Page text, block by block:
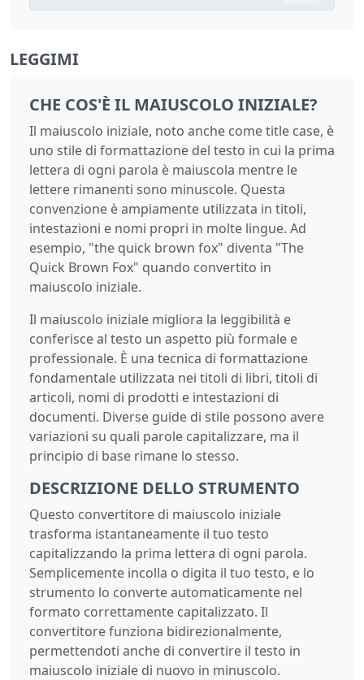
LEGGIMI
CHE COS'È IL MAIUSCOLO INIZIALE?
Il maiuscolo iniziale, noto anche come title case, è
uno stile di formattazione del testo in cui la prima
lettera di ogni parola è maiuscola mentre le
lettere rimanenti sono minuscole. Questa
convenzione è ampiamente utilizzata in titoli,
intestazioni e nomi propri in molte lingue. Ad
esempio, "the quick brown fox" diventa "The
Quick Brown Fox" quando convertito in
maiuscolo iniziale.
Il maiuscolo iniziale migliora la leggibilità e
conferisce al testo un aspetto più formale e
professionale. È una tecnica di formattazione
fondamentale utilizzata nei titoli di libri, titoli di
articoli, nomi di prodotti e intestazioni di
documenti. Diverse guide di stile possono avere
variazioni su quali parole capitalizzare, ma il
principio di base rimane lo stesso.
DESCRIZIONE DELLO STRUMENTO
Questo convertitore di maiuscolo iniziale
trasforma istantaneamente il tuo testo
capitalizzando la prima lettera di ogni parola.
Semplicemente incolla o digita il tuo testo, e lo
strumento lo converte automaticamente nel
formato correttamente capitalizzato. Il
convertitore funziona bidirezionalmente,
permettendoti anche di convertire il testo in
maiuscolo iniziale di nuovo in minuscolo.